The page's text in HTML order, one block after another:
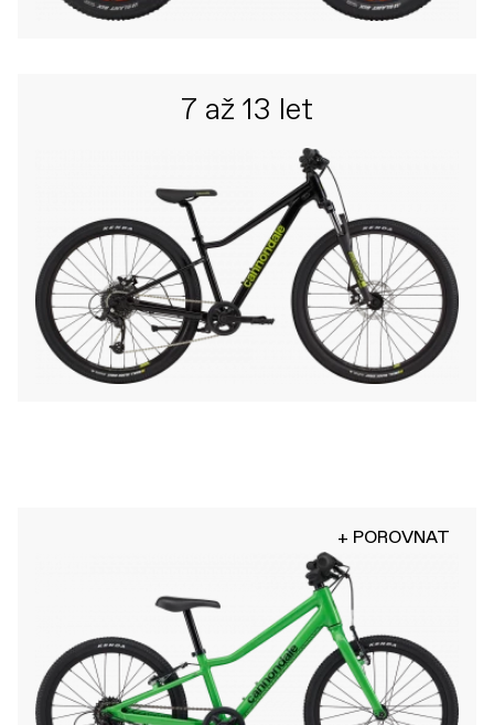
7 až 13 let
+ POROVNAT